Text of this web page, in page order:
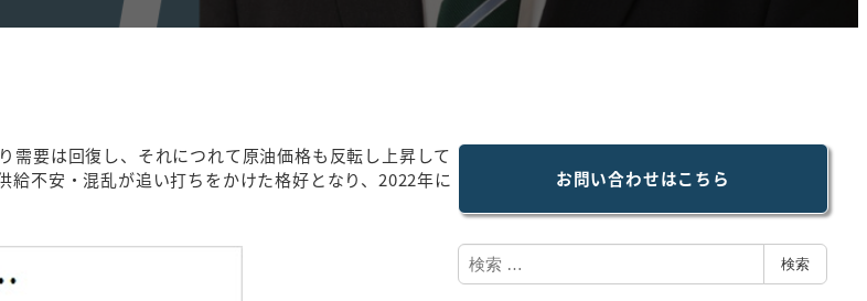
需要は回復し、それにつれて原油価格も反転し上昇して
不安・混乱が追い打ちをかけた格好となり、2022年に
お問い合わせはこちら
検
索
検索